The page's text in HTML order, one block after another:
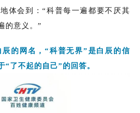
体会到：“科普每一遍都要不厌其
的意义。”
的网名，“科普无界”是白辰的信
“了不起的自己”的回答。